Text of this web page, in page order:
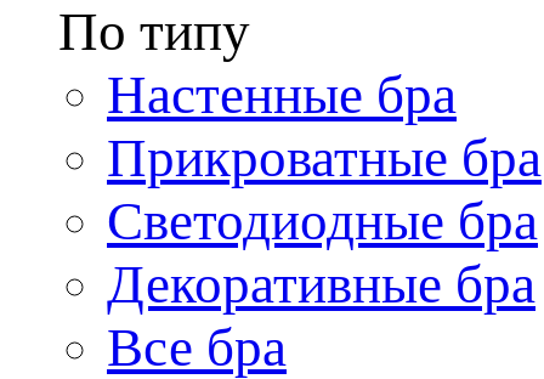
По типу
Настенные бра
Прикроватные бра
Светодиодные бра
Декоративные бра
Все бра